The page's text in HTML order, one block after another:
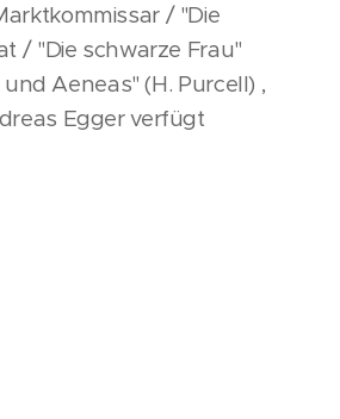
/ "Die
/ "Die schwarze Frau"
Aeneas" (H. Purcell) ,
Egger verfügt